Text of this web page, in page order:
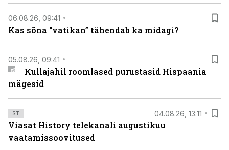
06.08.26, 09:41
Kas sõna “vatikan” tähendab ka midagi?
05.08.26, 09:41
Kullajahil roomlased purustasid Hispaania
mägesid
ST 04.08.26, 13:11
Viasat History telekanali augustikuu
vaatamissoovitused